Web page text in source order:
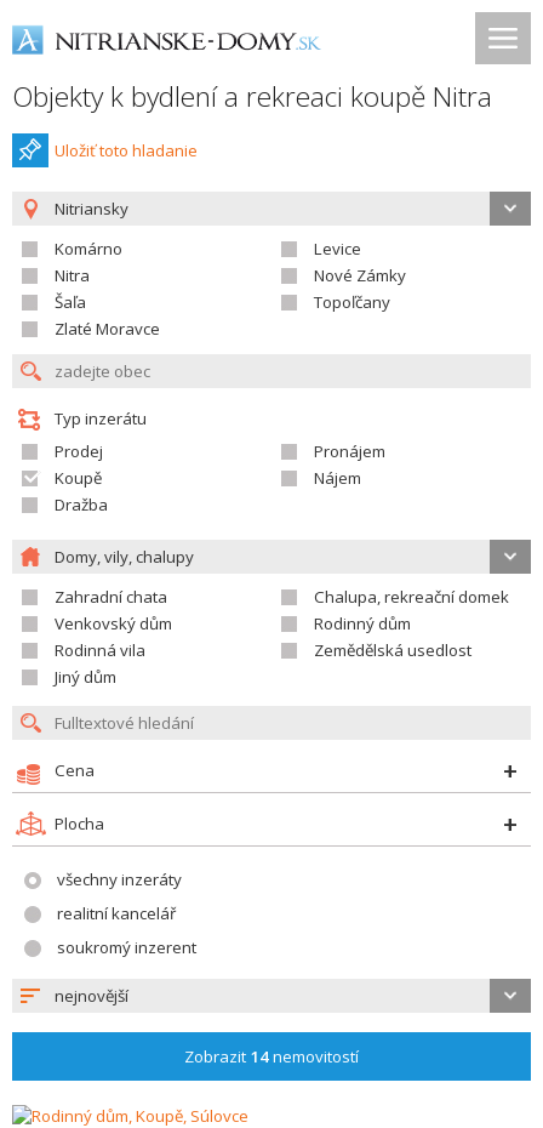
Objekty k bydlení a rekreaci koupě Nitra
Uložiť toto hladanie
Nitriansky
Komárno
Levice
Nitra
Nové Zámky
Šaľa
Topoľčany
Zlaté Moravce
Typ inzerátu
Prodej
Pronájem
Koupě
Nájem
Dražba
Domy, vily, chalupy
Zahradní chata
Chalupa, rekreační domek
Venkovský dům
Rodinný dům
Rodinná vila
Zemědělská usedlost
Jiný dům
Cena
Plocha
všechny inzeráty
realitní kancelář
soukromý inzerent
nejnovější
Zobrazit 14nemovitostí